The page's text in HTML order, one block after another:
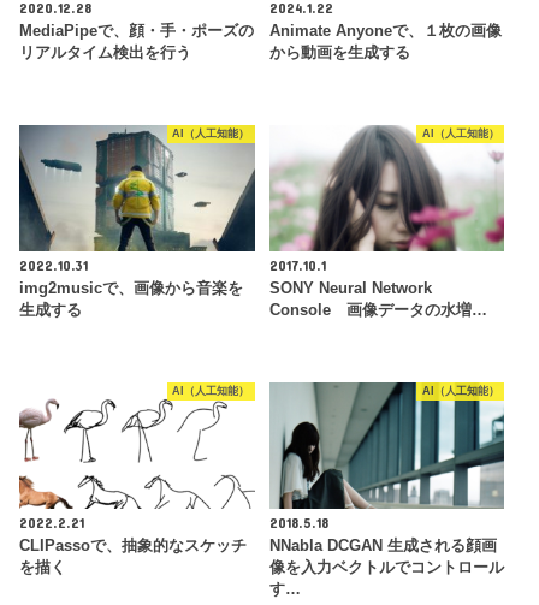
2020.12.28
MediaPipeで、顔・手・ポーズの
リアルタイム検出を行う
2024.1.22
Animate Anyoneで、１枚の画像
から動画を生成する
AI（人工知能）
2022.10.31
img2musicで、画像から音楽を
生成する
AI（人工知能）
2017.10.1
SONY Neural Network
Console 画像データの水増…
AI（人工知能）
2022.2.21
CLIPassoで、抽象的なスケッチ
を描く
AI（人工知能）
2018.5.18
NNabla DCGAN 生成される顔画
像を入力ベクトルでコントロール
す…